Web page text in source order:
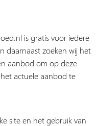
is gratis voor iedere
daarnaast zoeken wij het
aanbod om op deze
actuele aanbod te
site en het gebruik van